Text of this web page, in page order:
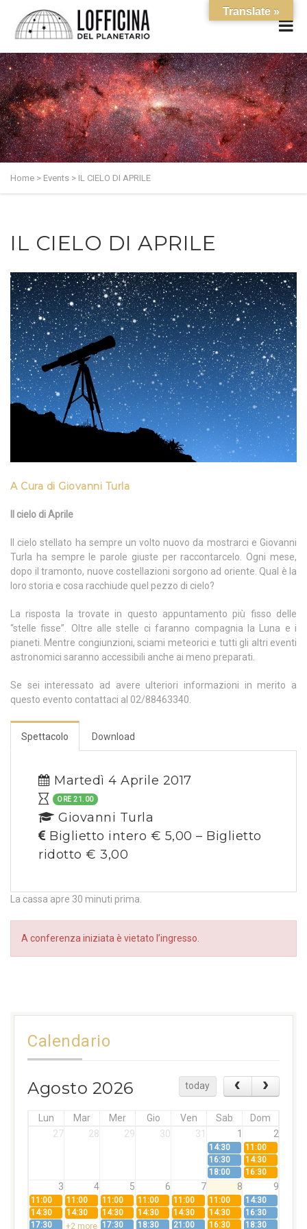
Home > Events > IL CIELO DI APRILE
IL CIELO DI APRILE
A Cura di Giovanni Turla
Il cielo di Aprile
Il cielo stellato ha sempre un volto nuovo da mostrarci e Giovanni
Turla ha sempre le parole giuste per raccontarcelo. Ogni mese,
dopo il tramonto, nuove costellazioni sorgono ad oriente. Qual è la
loro storia e cosa racchiude quel pezzo di cielo?
La risposta la trovate in questo appuntamento più fisso delle
“stelle fisse”. Oltre alle stelle ci faranno compagnia la Luna e i
pianeti. Mentre congiunzioni, sciami meteorici e tutti gli altri eventi
astronomici saranno accessibili anche ai meno preparati.
Se sei interessato ad avere ulteriori informazioni in merito a
questo evento contattaci al 02/88463340.
Spettacolo Download
Martedì 4 Aprile 2017
ORE 21.00
Giovanni Turla
Biglietto intero € 5,00 – Biglietto
ridotto € 3,00
La cassa apre 30 minuti prima.
A conferenza iniziata è vietato l’ingresso.
Calendario
Agosto 2026 today
Lun Mar Mer Gio Ven Sab
Dom
27
28 29 30 31 1 2
14:30
11:00
16:30
14:30
18:00
16:30
3 4 5 6 7 8 9
11:00 11:00 11:00 11:00 11:00 11:00
14:30
14:30
14:30 14:30 14:30 14:30 14:30
16:30
17:30
+2 more 17:30 18:30 21:00 16:30 18:30
Translate »